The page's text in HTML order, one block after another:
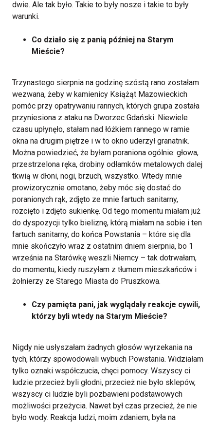
dwie. Ale tak było. Takie to były nosze i takie to były
warunki.
Co działo się z panią później na Starym
Mieście?
Trzynastego sierpnia na godzinę szóstą rano zostałam
wezwana, żeby w kamienicy Książąt Mazowieckich
pomóc przy opatrywaniu rannych, których grupa została
przyniesiona z ataku na Dworzec Gdański. Niewiele
czasu upłynęło, stałam nad łóżkiem rannego w ramie
okna na drugim piętrze i w to okno uderzył granatnik.
Można powiedzieć, że byłam poraniona ogólnie: głowa,
przestrzelona ręka, drobiny odłamków metalowych dalej
tkwią w dłoni, nogi, brzuch, wszystko. Wtedy mnie
prowizorycznie omotano, żeby móc się dostać do
poranionych rąk, zdjęto ze mnie fartuch sanitarny,
rozcięto i zdjęto sukienkę. Od tego momentu miałam już
do dyspozycji tylko bieliznę, którą miałam na sobie i ten
fartuch sanitarny, do końca Powstania – które się dla
mnie skończyło wraz z ostatnim dniem sierpnia, bo 1
września na Starówkę weszli Niemcy – tak dotrwałam,
do momentu, kiedy ruszyłam z tłumem mieszkańców i
żołnierzy ze Starego Miasta do Pruszkowa.
Czy pamięta pani, jak wyglądały reakcje cywili,
którzy byli wtedy na Starym Mieście?
Nigdy nie usłyszałam żadnych głosów wyrzekania na
tych, którzy spowodowali wybuch Powstania. Widziałam
tylko oznaki współczucia, chęci pomocy. Wszyscy ci
ludzie przecież byli głodni, przecież nie było sklepów,
wszyscy ci ludzie byli pozbawieni podstawowych
możliwości przeżycia. Nawet był czas przecież, że nie
było wody. Reakcja ludzi, moim zdaniem, była na